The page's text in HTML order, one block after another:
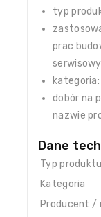
typ
prac
dobór na
nazwie
Dane
Typ produktu
Kategoria
Producent /